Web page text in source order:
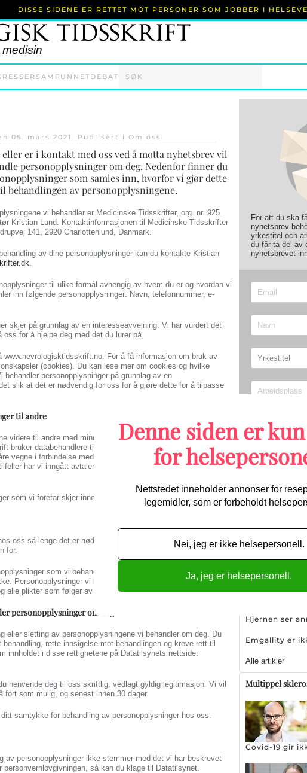
SAMFUNNET DEBAT
DISSE SIDENE ER RETTET MOT PERSONER SOM JOBBER I
05. mars 2021 . Publisert i Om oss .
er i kontakt med oss ved å motta nyhetsbrev vil
personopplysninger om deg. Nedenfor finner du
som samles inn, hvorfor vi gjør dette
av personopplysningene.
vi behandler er Medicinske Tidsskrifter, org. nr. 925
Kristian Lund. Kontaktinformasjonen til Medicinske Tidsskrifter
141, 2920 Charlottenlund, Danmark.
av dine personopplysninger kan du kontakte Kristian
.
til ulike formål avhengig av hvem du er og hvordan vi
inn følgende personopplysninger: Navn, telefonnummer, e-
skjer på grunnlag av en interesseavveining. Vi har vurdert det
for å hjelpe deg med det du lurer på.
For å få informasjon om bruk av
(cookies). Du kan lese mer om cookies og hvilke
behandler personopplysninger på grunnlag av en
slik at det er nødvendig for oss for å gjøre dette for å tilpasse
til andre
videre til andre med mindre det foreligger et lovlig grunnlag for
bruker databehandlere til å samle inn, lagre eller på annen måte
vegne i forbindelse med drift av våre nettsider, webanalyse
har vi inngått avtaler for å ivareta informasjonssikkerheten i
som vi foretar skjer innenfor EU/EØS-området.
oss så lenge det er nødvendig for det formål
for.
som vi behandler på grunnlag av ditt samtykke
Personopplysninger vi behandler for å oppfylle en avtale med
alle plikter som følger av avtaleforholdet er oppfylt.
personopplysninger om deg
eller sletting av personopplysningene vi behandler om deg. Du
rette innsigelse mot behandlingen og kreve rett til
innholdet i disse rettighetene på Datatilsynets nettside:
henvende deg til oss skriftlig, vedlagt gyldig legitimasjon. Vi vil
fort som mulig, og senest innen 30 dager.
samtykke for behandling av personopplysninger hos oss.
av personopplysninger ikke stemmer med det vi har beskrevet
personvernlovgivningen, så kan du klage til Datatilsynet.
För att du ska
nyhetsbrev
yrkestitel och
du får ta del av
nyhetsbrevet
Migrene/
Første
starter opp:
Sjeldent
Hjernen ser
Emgallity er
Alle artikler
Multippel
Covid-19 gir
Denne siden er
for
Nettstedet inneholder annonser for
legemidler, som er forbeholdt
Nei, jeg er ikke helsepersonell.
Ja, jeg er helsepersonell.